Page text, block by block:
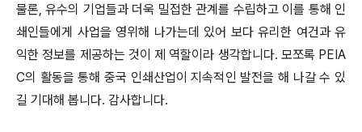
물론, 유수의 기업들과 더욱 밀접한 관계를 수립하고 이를 통해 인
쇄인들에게 사업을 영위해 나가는데 있어 보다 유리한 여건과 유
익한 정보를 제공하는 것이 제 역할이라 생각합니다. 모쪼록 PEIA
C의 활동을 통해 중국 인쇄산업이 지속적인 발전을 해 나갈 수 있
길 기대해 봅니다. 감사합니다.